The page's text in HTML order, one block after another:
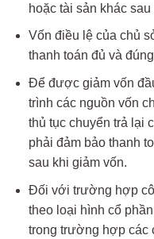
hoặc tài sản khác
Vốn điều lệ của chủ
thanh toán đủ và
Để được giảm vốn
trình các nguồn vốn
thủ tục chuyển trả lại
phải đảm bảo thanh
sau khi giảm vốn.
Đối với trường hợp
theo loại hình cổ
trong trường hợp các